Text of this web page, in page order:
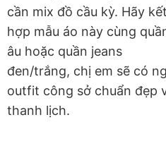
cần mix đồ cầu kỳ. Hãy kết
hợp mẫu áo này cùng
âu hoặc quần jeans
đen/trắng, chị em sẽ có
outfit công sở chuẩn đẹp
thanh lịch.